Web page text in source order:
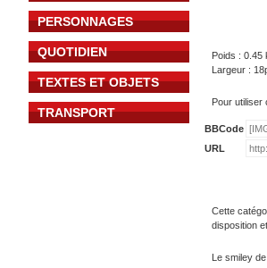
PERSONNAGES
QUOTIDIEN
TEXTES ET OBJETS
TRANSPORT
Poids : 0.45
Largeur :
Pour utiliser
BBCode
URL
Cette
disposition
Le smiley